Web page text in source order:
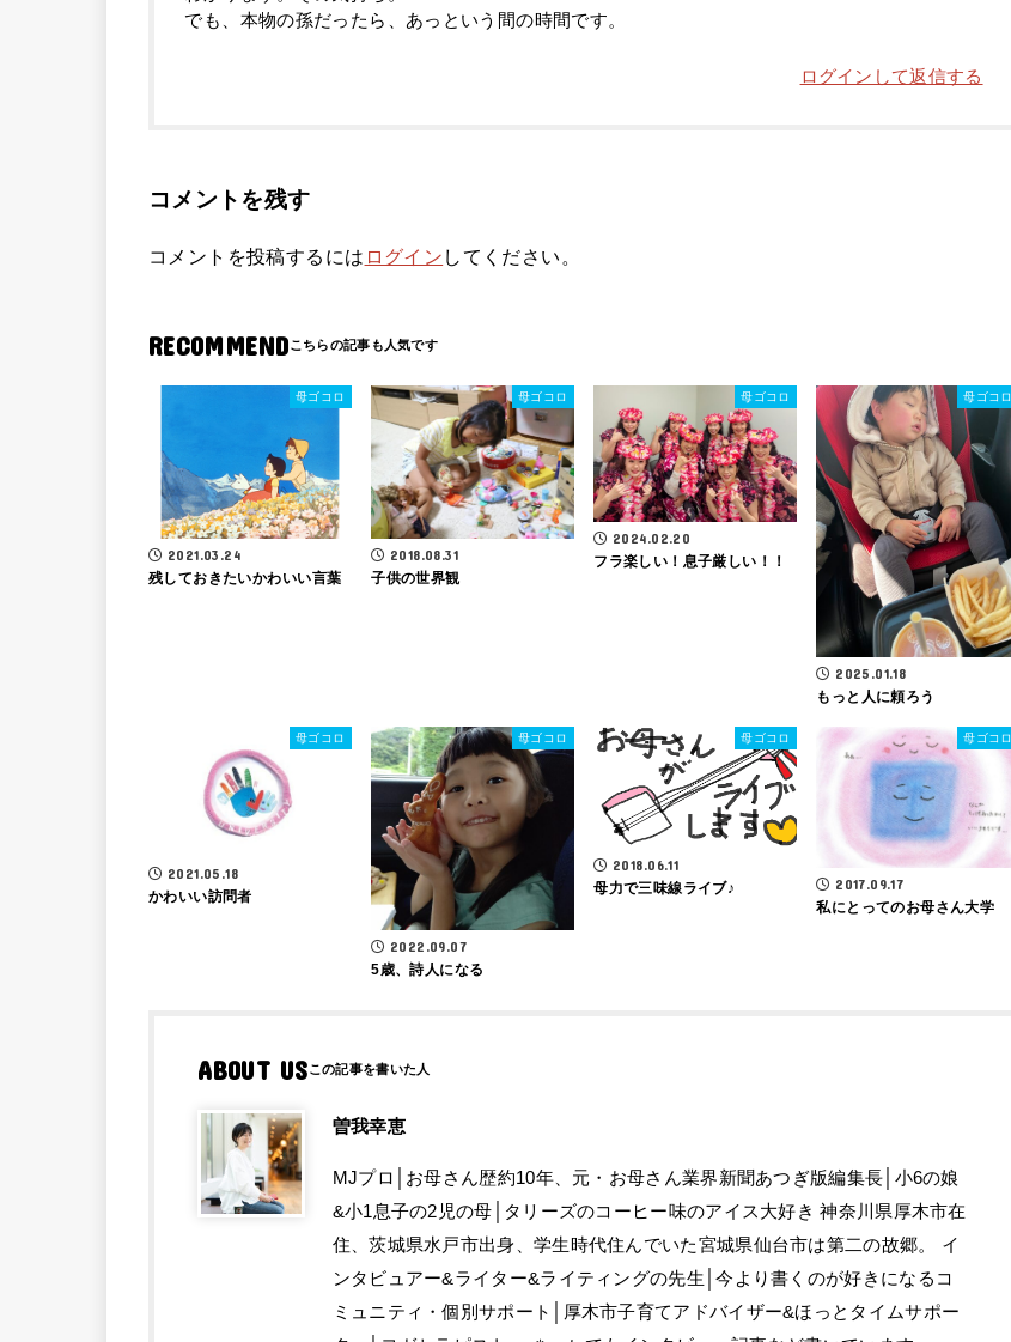
でも、本物の孫だったら、あっという間の時間です。
ログインして返信する
コメントを残す
コメントを投稿するには ログイン してください。
RECOMMEND
母ゴコロ
2021.03.24
残しておきたいかわいい言葉
母ゴコロ
2018.08.31
子供の世界観
母ゴコロ
2024.02.20
フラ楽しい！息子厳しい！！
母ゴコロ
2025.01.18
もっと人に頼ろう
母ゴコロ
2021.05.18
かわいい訪問者
母ゴコロ
2022.09.07
5歳、詩人になる
母ゴコロ
2018.06.11
母力で三味線ライブ♪
母ゴコロ
2017.09.17
私にとってのお母さん大学
ABOUT US
曽我幸恵
MJプロ│お母さん歴約10年、元・お母さん業界新聞あつぎ版編集長│小6の娘
&小1息子の2児の母│タリーズのコーヒー味のアイス大好き 神奈川県厚木市在
住、茨城県水戸市出身、学生時代住んでいた宮城県仙台市は第二の故郷。 イ
ンタビュアー&ライター&ライティングの先生│今より書くのが好きになるコ
ミュニティ・個別サポート│厚木市子育てアドバイザー&ほっとタイムサポー